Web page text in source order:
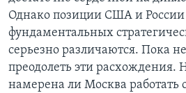
Однако позиции США и России
фундаментальных
серьезно различаются. Пока
преодолеть эти расхождения.
намерена ли Москва работать